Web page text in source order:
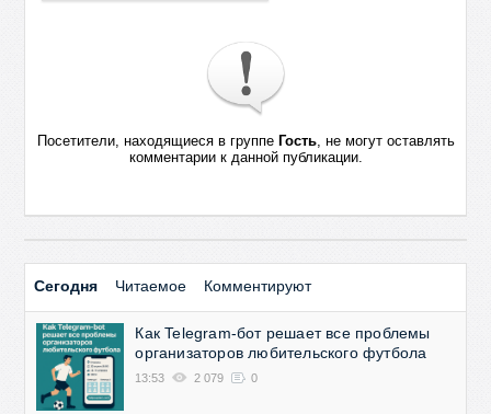
Посетители, находящиеся в группе Гость, не могут оставлять
комментарии к данной публикации.
Сегодня Читаемое Комментируют
Как Telegram-бот решает все проблемы
организаторов любительского футбола
13:53 2 079 0